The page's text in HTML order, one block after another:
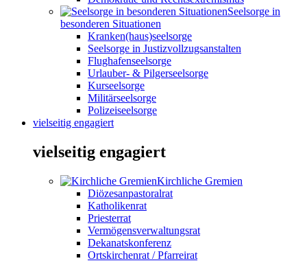
Seelsorge in
besonderen Situationen
Kranken(haus)seelsorge
Seelsorge in Justizvollzugsanstalten
Flughafenseelsorge
Urlauber- & Pilgerseelsorge
Kurseelsorge
Militärseelsorge
Polizeiseelsorge
vielseitig engagiert
vielseitig engagiert
Kirchliche Gremien
Diözesanpastoralrat
Katholikenrat
Priesterrat
Vermögensverwaltungsrat
Dekanatskonferenz
Ortskirchenrat / Pfarreirat